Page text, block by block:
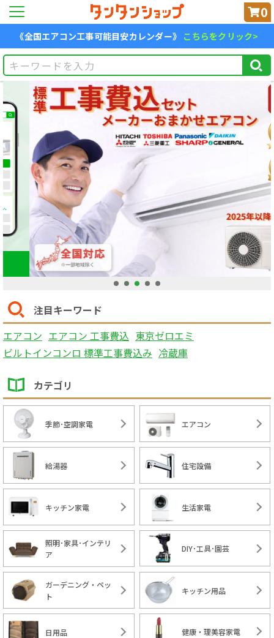
0
《全国エアコン工事可能目安カレンダー》 こちらをクリック>
1 2 3 4 5
注目キーワード
エアコン エアコン 工事費込 東京ゼロエミ
ビルトインコンロ 標準工事費込み 冷蔵庫
カテゴリ
季節･空調家電 エアコン
給湯器 住宅設備
キッチン家電 生活家電
照明･家具･インテリ
ア
DIY･工具･園芸
ガーデニング・ペッ
ト
キッチン用品
日用品 健康・理美容家電